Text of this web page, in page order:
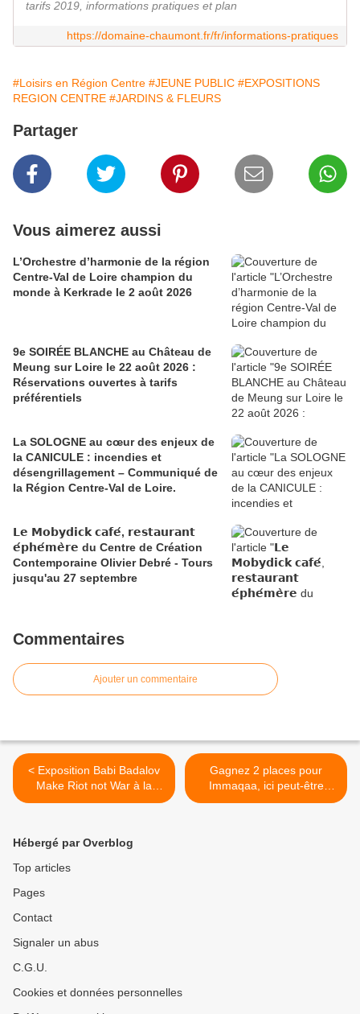
tarifs 2019, informations pratiques et plan
https://domaine-chaumont.fr/fr/informations-pratiques
#Loisirs en Région Centre #JEUNE PUBLIC #EXPOSITIONS
REGION CENTRE #JARDINS & FLEURS
Partager
Vous aimerez aussi
L’Orchestre d’harmonie de la région
Centre-Val de Loire champion du
monde à Kerkrade le 2 août 2026
9e SOIRÉE BLANCHE au Château de
Meung sur Loire le 22 août 2026 :
Réservations ouvertes à tarifs
préférentiels
La SOLOGNE au cœur des enjeux de
la CANICULE : incendies et
désengrillagement – Communiqué de
la Région Centre-Val de Loire.
𝗟𝗲 𝗠𝗼𝗯𝘆𝗱𝗶𝗰𝗸 𝗰𝗮𝗳𝗲́, 𝗿𝗲𝘀𝘁𝗮𝘂𝗿𝗮𝗻𝘁
𝗲́𝗽𝗵𝗲́𝗺𝗲̀𝗿𝗲 du Centre de Création
Contemporaine Olivier Debré - Tours
jusqu'au 27 septembre
Commentaires
Ajouter un commentaire
< Exposition Babi Badalov
Make Riot not War à la
Fondation du Doute de
Gagnez 2 places pour
Immaqaa, ici peut-être
(cirque) mercredi 18 février
Hébergé par Overblog
Top articles
Pages
Contact
Signaler un abus
C.G.U.
Cookies et données personnelles